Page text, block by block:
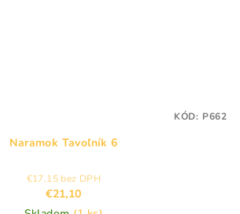
Naramok Tavoľník 6
€17,15 bez DPH
€21,10
KÓD: P662